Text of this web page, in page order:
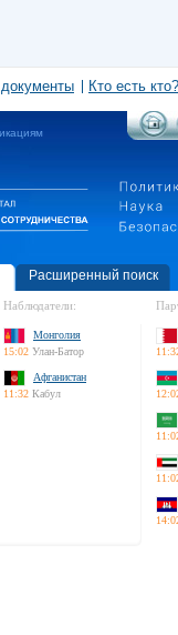
Кто есть кто?
Расширенный поиск
Наблюдатели:
Монголия
15:02 Улан-Батор
Афганистан
11:32 Кабул